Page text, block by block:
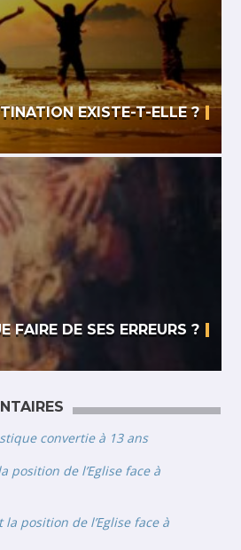
EXISTE-T-ELLE ?
FAIRE DE SES ERREURS ?
convertie à 13 ans
position de l’Eglise face à
la position de l’Eglise face à